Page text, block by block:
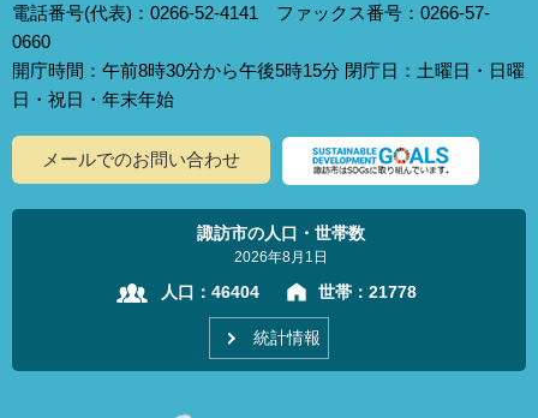
電話番号(代表)：0266-52-4141 ファックス番号：0266-57-
0660
開庁時間：午前8時30分から午後5時15分 閉庁日：土曜日・日曜
日・祝日・年末年始
メールでのお問い合わせ
諏訪市の人口・世帯数
2026年8月1日
人口： 46404 世帯： 21778
統計情報